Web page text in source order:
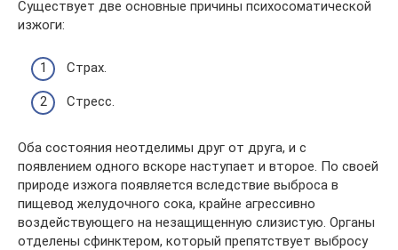
Существует две основные причины психосоматической
изжоги:
Страх.
Стресс.
Оба состояния неотделимы друг от друга, и с
появлением одного вскоре наступает и второе. По своей
природе изжога появляется вследствие выброса в
пищевод желудочного сока, крайне агрессивно
воздействующего на незащищенную слизистую. Органы
отделены сфинктером, который препятствует выбросу